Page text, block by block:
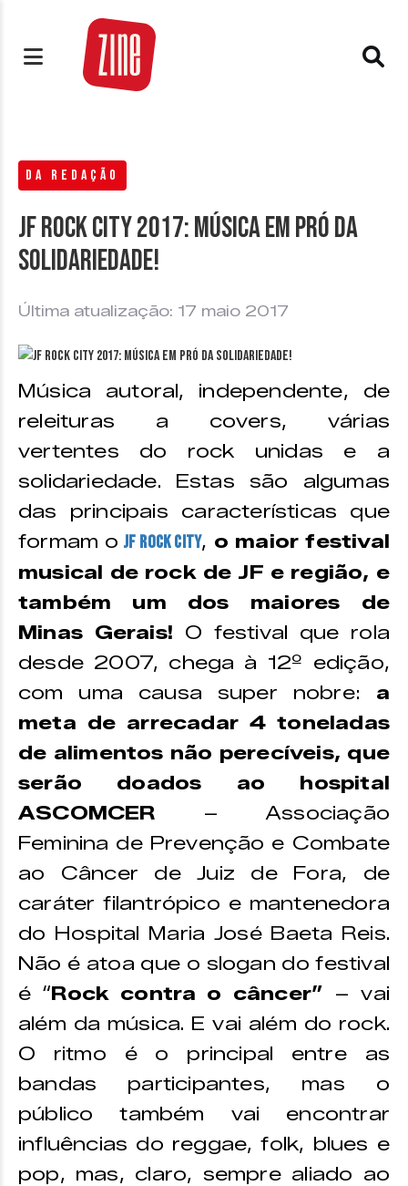
DA REDAÇÃO
JF Rock City 2017: música em pró da
solidariedade!
Última atualização: 17 maio 2017
Música autoral, independente, de
releituras a covers, várias
vertentes do rock unidas e a
solidariedade. Estas são algumas
das principais características que
formam o JF Rock City, o maior festival
musical de rock de JF e região, e
também um dos maiores de
Minas Gerais! O festival que rola
desde 2007, chega à 12º edição,
com uma causa super nobre: a
meta de arrecadar 4 toneladas
de alimentos não perecíveis, que
serão doados ao hospital
ASCOMCER – Associação
Feminina de Prevenção e Combate
ao Câncer de Juiz de Fora, de
caráter filantrópico e mantenedora
do Hospital Maria José Baeta Reis.
Não é atoa que o slogan do festival
é “Rock contra o câncer” – vai
além da música. E vai além do rock.
O ritmo é o principal entre as
bandas participantes, mas o
público também vai encontrar
influências do reggae, folk, blues e
pop, mas, claro, sempre aliado ao